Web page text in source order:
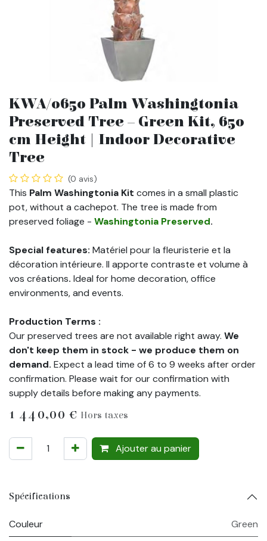
KWA/0650 Palm Washingtonia
Preserved Tree – Green Kit, 650
cm Height | Indoor Decorative
Tree
(0 avis)
This Palm Washingtonia Kit comes in a small plastic
pot, without a cachepot. The tree is made from
preserved foliage - Washingtonia Preserved.
Special features: Matériel pour la fleuristerie et la
décoration intérieure. Il apporte contraste et volume à
vos créations. Ideal for home decoration, office
environments, and events.
Production Terms :
Our preserved trees are not available right away. We
don't keep them in stock - we produce them on
demand. Expect a lead time of 6 to 9 weeks after order
confirmation. Please wait for our confirmation with
supply details before making any payments.
1 440,00 € Hors taxes
Ajouter au panier
Spécifications
Couleur
Green